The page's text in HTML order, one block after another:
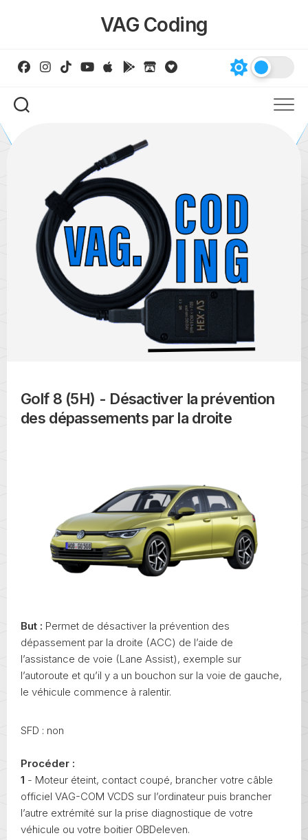
VAG Coding
Golf 8 (5H) - Désactiver la prévention
des dépassements par la droite
But : Permet de désactiver la prévention des
dépassement par la droite (ACC) de l’aide de
l’assistance de voie (Lane Assist), exemple sur
l’autoroute et qu’il y a un bouchon sur la voie de gauche,
le véhicule commence à ralentir.
SFD : non
Procéder :
1 - Moteur éteint, contact coupé, brancher votre câble
officiel VAG-COM VCDS sur l’ordinateur puis brancher
l’autre extrémité sur la prise diagnostique de votre
véhicule ou votre boitier OBDeleven.